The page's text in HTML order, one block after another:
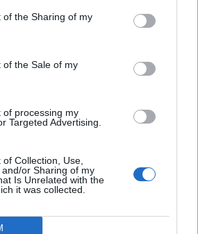
of the Sharing of my
of the Sale of my
of processing my
Targeted Advertising.
Collection, Use,
or Sharing of my
Is Unrelated with the
it was collected.